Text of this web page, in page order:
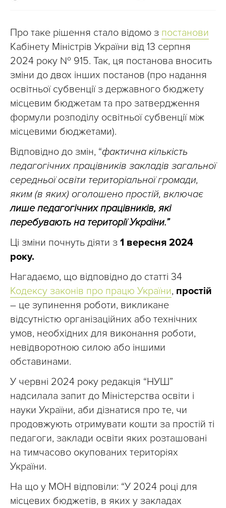
Про таке рішення стало відомо з постанови
Кабінету Міністрів України від 13 серпня
2024 року № 915. Так, ця постанова вносить
зміни до двох інших постанов (про надання
освітньої субвенції з державного бюджету
місцевим бюджетам та про затвердження
формули розподілу освітньої субвенції між
місцевими бюджетами).
Відповідно до змін, “фактична кількість
педагогічних працівників закладів загальної
середньої освіти територіальної громади,
яким (в яких) оголошено простій, включає
лише педагогічних працівників, які
перебувають на території України.”
Ці зміни почнуть діяти з 1 вересня 2024
року.
Нагадаємо, що відповідно до статті 34
Кодексу законів про працю України, простій
– це зупинення роботи, викликане
відсутністю організаційних або технічних
умов, необхідних для виконання роботи,
невідворотною силою або іншими
обставинами.
У червні 2024 року редакція “НУШ”
надсилала запит до Міністерства освіти і
науки України, аби дізнатися про те, чи
продовжують отримувати кошти за простій ті
педагоги, заклади освіти яких розташовані
на тимчасово окупованих територіях
України.
На що у МОН відповіли: “У 2024 році для
місцевих бюджетів, в яких у закладах